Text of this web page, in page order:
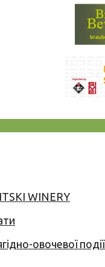
WINERY
овочевої